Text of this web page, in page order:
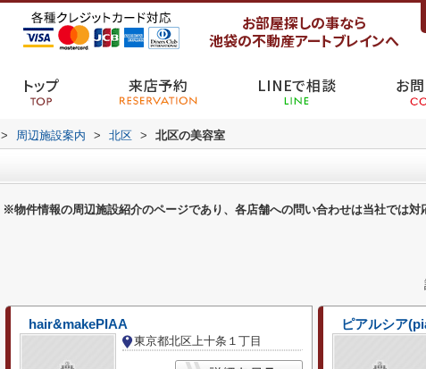
お部屋探しの事なら
池袋の不動産アートブレインへ
トップ 来店予約 LINEで相談 お
> 周辺施設案内 > 北区 > 北区の美容室
※物件情報の周辺施設紹介のページであり、各店舗への問い合わせは当社では対
hair&makePIAA
東京都北区上十条１丁目
ピアルシア